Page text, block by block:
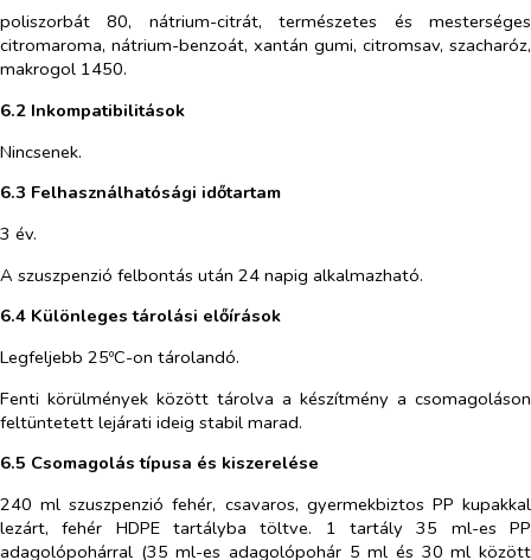
poliszorbát 80, nátrium-citrát, természetes és mesterséges
citromaroma, nátrium-benzoát, xantán gumi, citromsav, szacharóz,
makrogol 1450.
6.2 Inkompatibilitások
Nincsenek.
6.3 Felhasználhatósági időtartam
3 év.
A szuszpenzió felbontás után 24 napig alkalmazható.
6.4 Különleges tárolási előírások
Legfeljebb 25ºC-on tárolandó.
Fenti körülmények között tárolva a készítmény a csomagoláson
feltüntetett lejárati ideig stabil marad.
6.5 Csomagolás típusa és kiszerelése
240 ml szuszpenzió fehér, csavaros, gyermekbiztos PP kupakkal
lezárt, fehér HDPE tartályba töltve. 1 tartály 35 ml-es PP
adagolópohárral (35 ml-es adagolópohár 5 ml és 30 ml között